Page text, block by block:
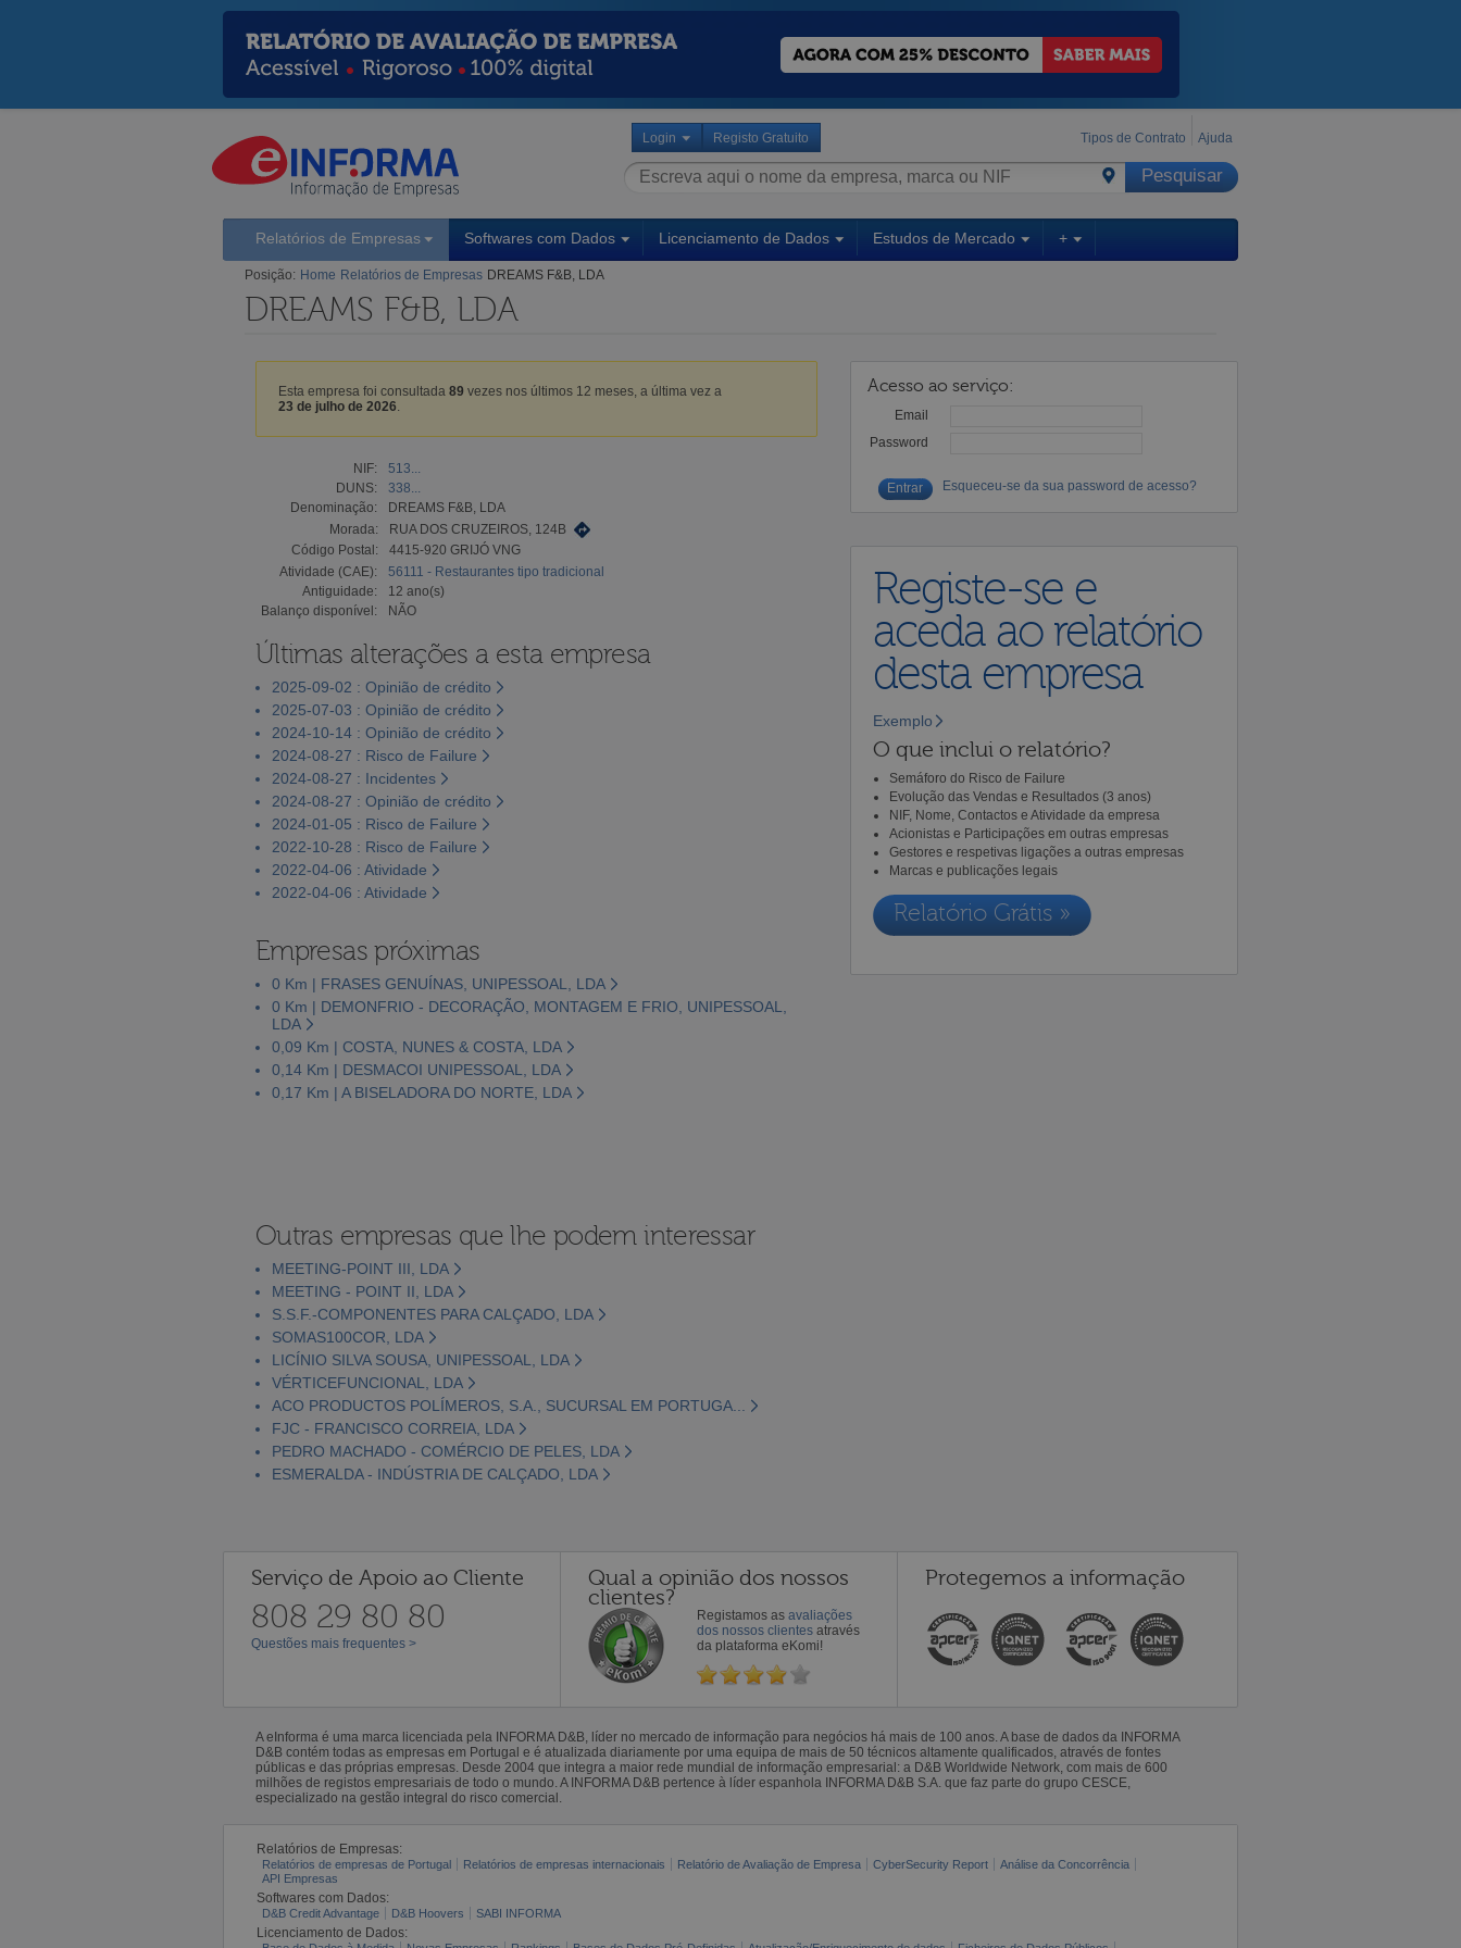
Login Registo Gratuito Tipos de Contrato Ajuda
Relatórios de Empresas Softwares com Dados Licenciamento de Dados Estudos de Mercado +
Posição: Home Relatórios de Empresas DREAMS F&B, LDA
DREAMS F&B, LDA
Esta empresa foi consultada 89 vezes nos últimos 12 meses, a última vez a
23 de julho de 2026
NIF:
513...
DUNS:
338...
Denominação:
DREAMS F&B, LDA
Morada:
RUA DOS CRUZEIROS, 124B
Código Postal:
4415-920 GRIJÓ VNG
Atividade (CAE):
56111 - Restaurantes tipo tradicional
Antiguidade:
12 ano(s)
Balanço disponível:
NÃO
Últimas alterações a esta empresa
2025-09-02 : Opinião de crédito
2025-07-03 : Opinião de crédito
2024-10-14 : Opinião de crédito
2024-08-27 : Risco de Failure
2024-08-27 : Incidentes
2024-08-27 : Opinião de crédito
2024-01-05 : Risco de Failure
2022-10-28 : Risco de Failure
2022-04-06 : Atividade
2022-04-06 : Atividade
Empresas próximas
0 Km | FRASES GENUÍNAS, UNIPESSOAL, LDA
0 Km | DEMONFRIO - DECORAÇÃO, MONTAGEM E FRIO, UNIPESSOAL,
LDA
0,09 Km | COSTA, NUNES & COSTA, LDA
0,14 Km | DESMACOI UNIPESSOAL, LDA
0,17 Km | A BISELADORA DO NORTE, LDA
Acesso ao serviço:
Email
Password
Esqueceu-se da sua password de acesso?
Registe-se e
aceda ao relatório
desta empresa
Exemplo
O que inclui o relatório?
Semáforo do Risco de Failure
Evolução das Vendas e Resultados (3 anos)
NIF, Nome, Contactos e Atividade da empresa
Acionistas e Participações em outras empresas
Gestores e respetivas ligações a outras empresas
Marcas e publicações legais
Relatório Grátis »
Outras empresas que lhe podem interessar
MEETING-POINT III, LDA
MEETING - POINT II, LDA
S.S.F.-COMPONENTES PARA CALÇADO, LDA
SOMAS100COR, LDA
LICÍNIO SILVA SOUSA, UNIPESSOAL, LDA
VÉRTICEFUNCIONAL, LDA
ACO PRODUCTOS POLÍMEROS, S.A., SUCURSAL EM PORTUGA...
FJC - FRANCISCO CORREIA, LDA
PEDRO MACHADO - COMÉRCIO DE PELES, LDA
ESMERALDA - INDÚSTRIA DE CALÇADO, LDA
Serviço de Apoio ao Cliente
808 29 80 80
Questões mais frequentes >
Qual a opinião dos nossos
clientes?
Registamos as avaliações
dos nossos clientes através
da plataforma eKomi!
Protegemos a informação
A eInforma é uma marca licenciada pela INFORMA D&B, líder no mercado de informação para negócios há mais de 100 anos. A base de dados da INFORMA
D&B contém todas as empresas em Portugal e é atualizada diariamente por uma equipa de mais de 50 técnicos altamente qualificados, através de fontes
públicas e das próprias empresas. Desde 2004 que integra a maior rede mundial de informação empresarial: a D&B Worldwide Network, com mais de 600
milhões de registos empresariais de todo o mundo. A INFORMA D&B pertence à líder espanhola INFORMA D&B S.A. que faz parte do grupo CESCE,
especializado na gestão integral do risco comercial.
Relatórios de Empresas:
Relatórios de empresas de Portugal Relatórios de empresas internacionais Relatório de Avaliação de Empresa CyberSecurity Report
Análise da Concorrência
API Empresas
Softwares com Dados:
D&B Credit Advantage D&B Hoovers SABI INFORMA
Licenciamento de Dados: